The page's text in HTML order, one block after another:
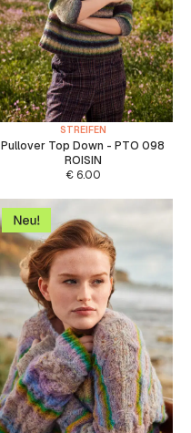
STREIFEN
Pullover Top Down - PTO 098
ROISIN
€6.00